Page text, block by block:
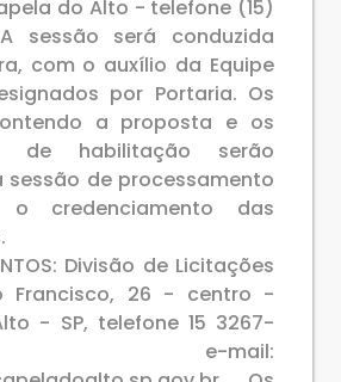
do Alto - telefone (15)
sessão será conduzida
com o auxílio da Equipe
por Portaria. Os
a proposta e os
de habilitação serão
sessão de processamento
credenciamento das
Divisão de Licitações
Francisco, 26 - centro -
- SP, telefone 15 3267-
e-mail: